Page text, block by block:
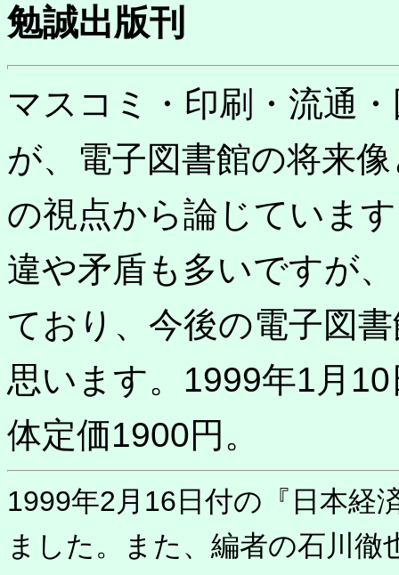
勉誠出版刊
マスコミ・印刷・流通
が、電子図書館の将来
の視点から論じていま
違や矛盾も多いですが
ており、今後の電子図
思います。1999年1月
体定価1900円。
1999年2月16日付の『日本経
ました。また、編者の石川